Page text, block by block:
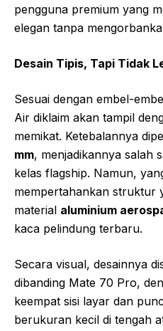
pengguna premium yang
elegan tanpa
Desain Tipis, Tapi Tidak
Sesuai dengan embel-
Air diklaim akan tampil
memikat. Ketebalannya
mm, menjadikannya salah
kelas flagship. Namun,
mempertahankan struktur
material aluminium
kaca pelindung terbaru.
Secara visual, desainnya
dibanding Mate 70 Pro,
keempat sisi layar dan
berukuran kecil di tengah